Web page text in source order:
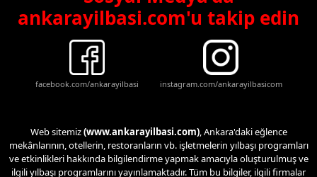
ankarayilbasi.com'u takip edin
facebook.com/ankarayilbasi instagram.com/ankarayilbasicom
Web sitemiz(www.ankarayilbasi.com), Ankara'daki eğlence
mekânlarının, otellerin, restoranların vb. işletmelerin yılbaşı programları
ve etkinlikleri hakkında bilgilendirme yapmak amacıyla oluşturulmuş ve
ilgili yılbaşı programlarını yayınlamaktadır. Tüm bu bilgiler, ilgili firmalar